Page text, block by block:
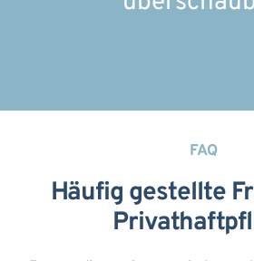
FAQ
Häufig gestellte